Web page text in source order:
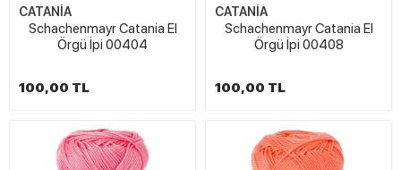
CATANİA
Schachenmayr Catania El
Örgü İpi 00404
100,00 TL
CATANİA
Schachenmayr Catania El
Örgü İpi 00408
100,00 TL